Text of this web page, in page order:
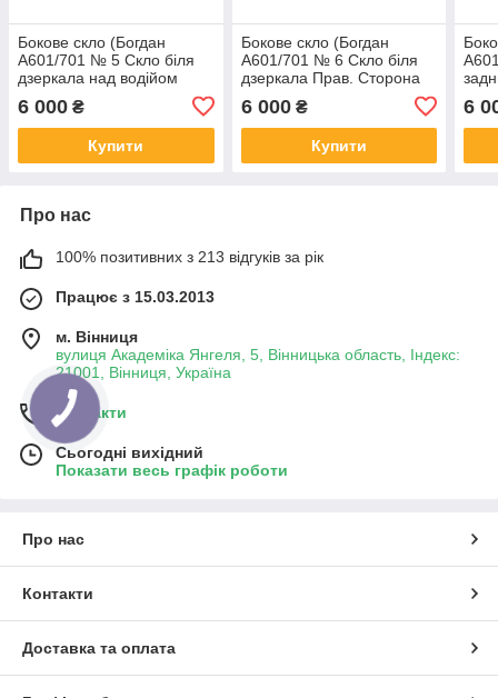
Бокове скло (Богдан
А601/701 № 5 Скло біля
дзеркала над водійом
6 000 ₴
Купити
Бокове скло (Богдан
А601/701 № 6 Скло біля
дзеркала Прав. Сторона
6 000₴
Купити
6
Про нас
100% позитивних з 213 відгуків за рік
Працює з 15.03.2013
м. Вінниця
вулиця Академіка Янгеля, 5, Вінницька область, Індекс:
21001, Вінниця, Україна
Контакти
Сьогодні вихідний
Показати весь графік роботи
Про нас
Контакти
Доставка та оплата